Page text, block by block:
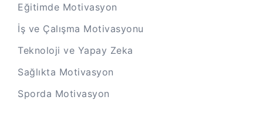
Eğitimde Motivasyon
İş ve Çalışma Motivasyonu
Teknoloji ve Yapay Zeka
Sağlıkta Motivasyon
Sporda Motivasyon